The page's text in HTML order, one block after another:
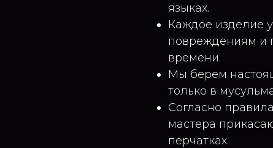
языках.
Каждое изделие
повреждениям и
времени.
Мы берем
только в
Согласно
мастера
перчатках.